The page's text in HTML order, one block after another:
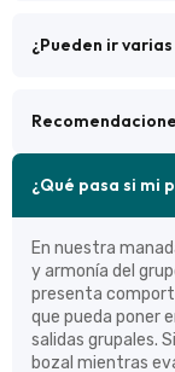
¿Pueden ir
¿Qué pasa si mi
En nuestra
y armonía del
presenta
que pueda poner
salidas grupales.
bozal mientras